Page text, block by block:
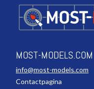
MOST-MODELS.COM
info@most-models.com
Contactpagina